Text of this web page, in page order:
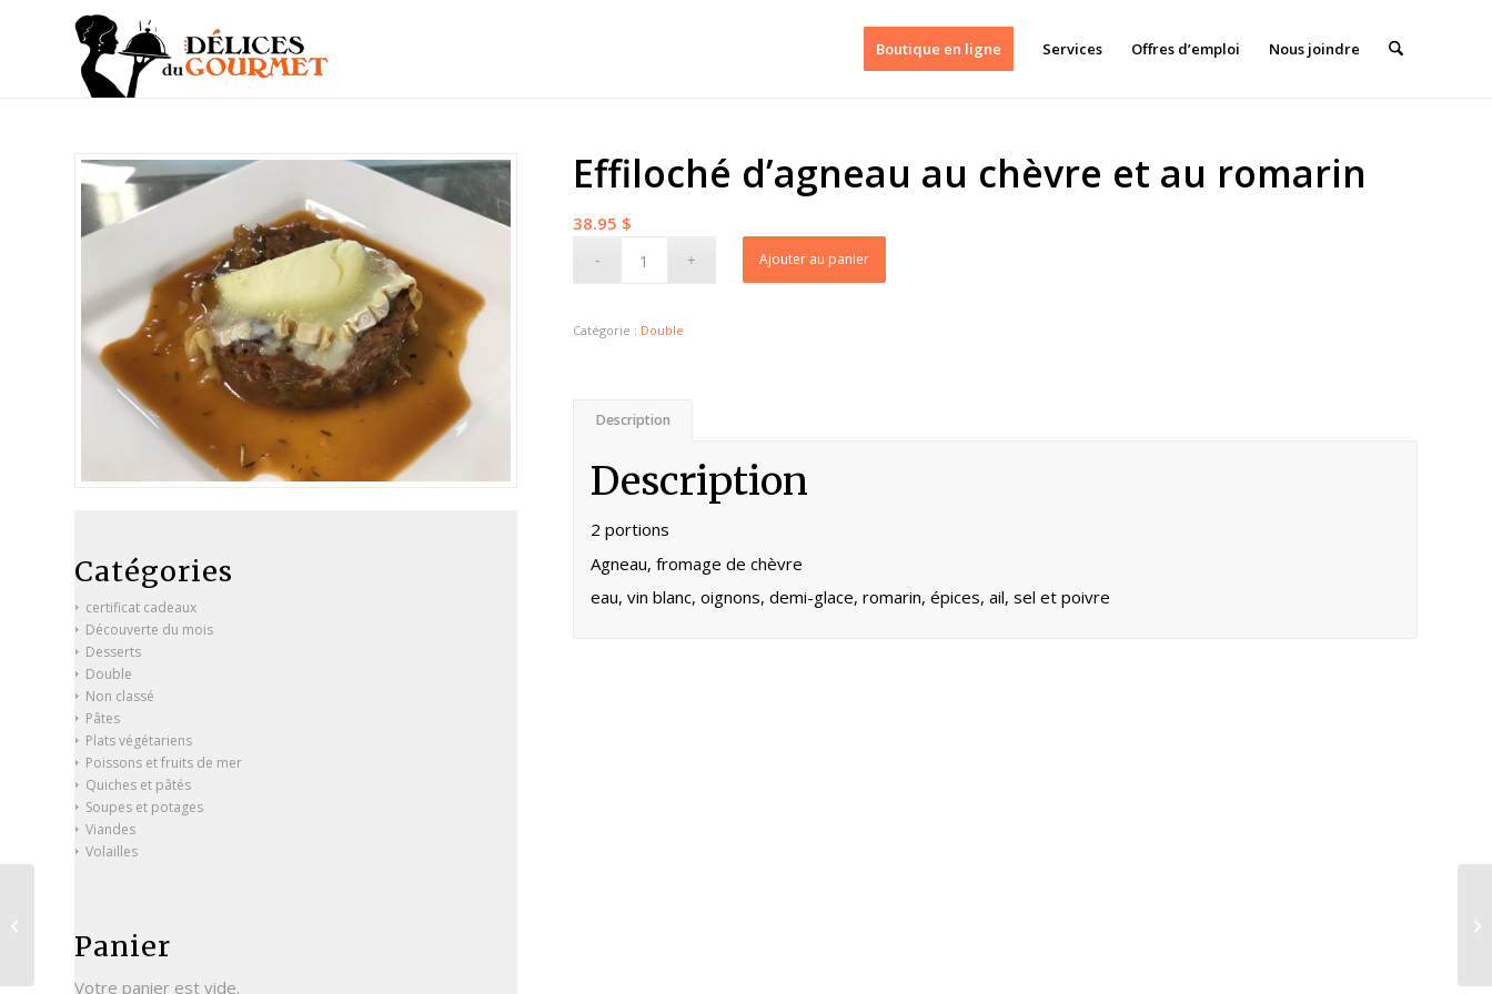
Boutique en ligne Services Offres d’emploi Nous joindre
Catégories
certificat cadeaux
Découverte du mois
Desserts
Double
Non classé
Pâtes
Plats végétariens
Poissons et fruits de mer
Quiches et pâtés
Soupes et potages
Viandes
Volailles
Panier
Votre panier est vide.
Effiloché d’agneau au chèvre et au romarin
38.95 $
Ajouter au panier
Catégorie : Double
Description
Description
2 portions
Agneau, fromage de chèvre
eau, vin blanc, oignons, demi-glace, romarin, épices, ail, sel et poivre
pommes de terre